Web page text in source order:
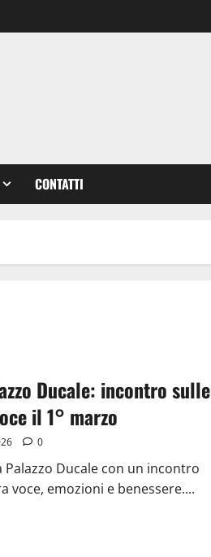
CONTATTI
Ducale: incontro sulle
il 1° marzo
0
Palazzo Ducale con un incontro
voce, emozioni e benessere....